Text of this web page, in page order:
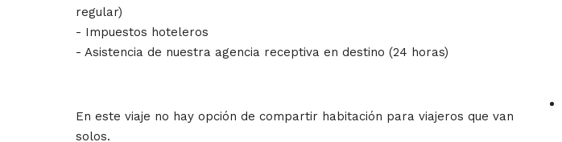
regular)
- Impuestos hoteleros
- Asistencia de nuestra agencia receptiva en destino (24 horas)
En este viaje no hay opción de compartir habitación para viajeros que van
solos.